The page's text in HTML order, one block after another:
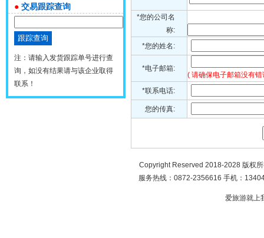
● 交易跟踪查询
注：请输入发货跟踪单号进行查
询，如没有结果请与该企业取得
联系！
*您的公司名
称:
*您的姓名:
*电子邮箱:
( 请确保电子邮箱没有
*联系电话:
您的传真:
Copyright Reserved 2018-2028 版权
服务热线：0872-2356616 手机：
爱旅游就上